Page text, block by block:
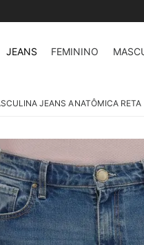
ATÉ 5X S/ JUROS NO
JEANS FEMININO
JEANS ANATÔMICA RETA